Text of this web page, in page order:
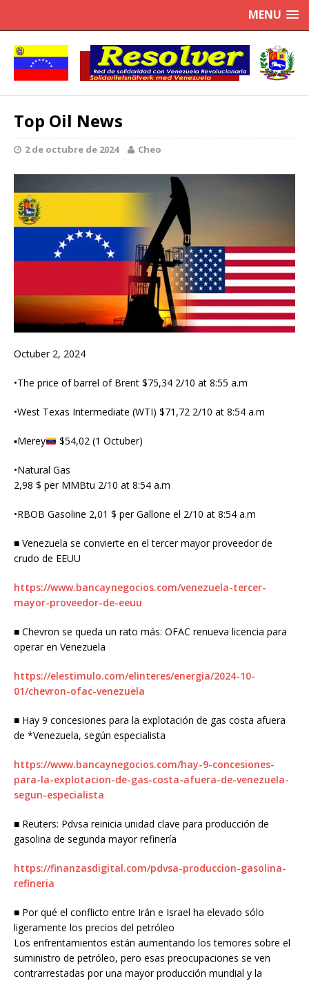
MENU
Top Oil News
2 de octubre de 2024 Cheo
Octuber 2, 2024
•The price of barrel of Brent $75,34 2/10 at 8:55 a.m
•West Texas Intermediate (WTI) $71,72 2/10 at 8:54 a.m
▪︎Merey $54,02 (1 Octuber)
•Natural Gas
2,98 $ per MMBtu 2/10 at 8:54 a.m
•RBOB Gasoline 2,01 $ per Gallone el 2/10 at 8:54 a.m
■ Venezuela se convierte en el tercer mayor proveedor de
crudo de EEUU
https://www.bancaynegocios.com/venezuela-tercer-
mayor-proveedor-de-eeuu
■ Chevron se queda un rato más: OFAC renueva licencia para
operar en Venezuela
https://elestimulo.com/elinteres/energia/2024-10-
01/chevron-ofac-venezuela
■ Hay 9 concesiones para la explotación de gas costa afuera
de *Venezuela, según especialista
https://www.bancaynegocios.com/hay-9-concesiones-
para-la-explotacion-de-gas-costa-afuera-de-venezuela-
segun-especialista
■ Reuters: Pdvsa reinicia unidad clave para producción de
gasolina de segunda mayor refinería
https://finanzasdigital.com/pdvsa-produccion-gasolina-
refineria
■ Por qué el conflicto entre Irán e Israel ha elevado sólo
ligeramente los precios del petróleo
Los enfrentamientos están aumentando los temores sobre el
suministro de petróleo, pero esas preocupaciones se ven
contrarrestadas por una mayor producción mundial y la